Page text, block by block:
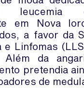
em Nova
a favor da
e Linfomas
da
pretendia
de